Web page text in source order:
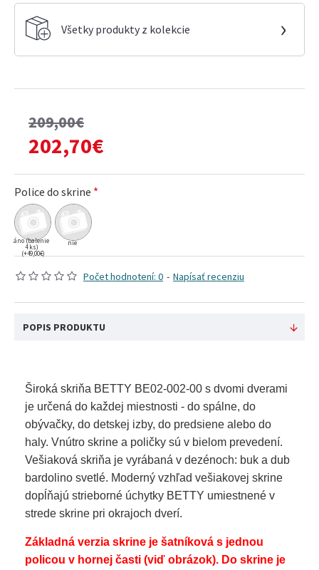
Všetky produkty z kolekcie ›
Počet hodnotení: 0 - Napísať recenziu
209,00€
202,70€
Police do skrine
áno (balenie
4 ks)
(+49,00€)
nie
POPIS PRODUKTU
Široká skriňa BETTY BE02-002-00 s dvomi dverami
je určená do každej miestnosti - do spálne, do
obývačky, do detskej izby, do predsiene alebo do
haly. Vnútro skrine a poličky sú v bielom prevedení.
Vešiaková skriňa je vyrábaná v dezénoch: buk a dub
bardolino svetlé. Moderný vzhľad vešiakovej skrine
dopĺňajú strieborné úchytky BETTY umiestnené v
strede skrine pri okrajoch dverí.
Základná verzia skrine je šatníková s jednou
policou v hornej časti (viď obrázok). Do skrine je